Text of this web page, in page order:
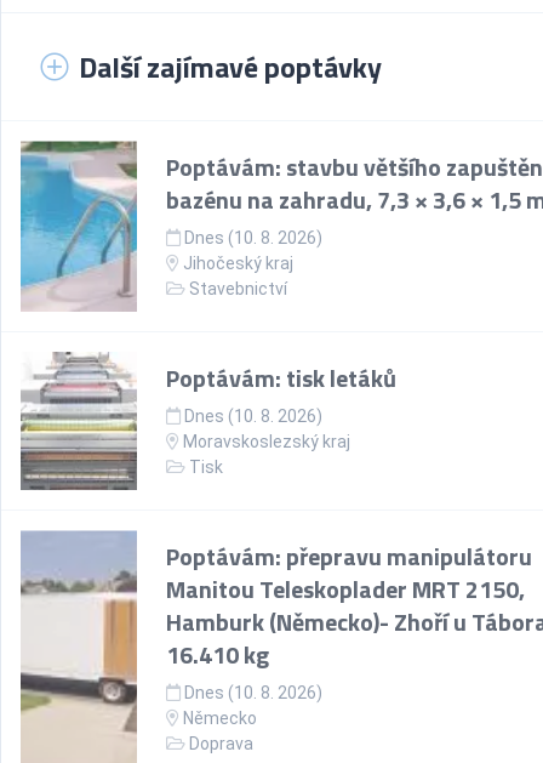
Další zajímavé poptávky
Poptávám: stavbu většího
bazénu na zahradu, 7,3 × 3,6 × 1,5
Dnes (10. 8. 2026)
Jihočeský kraj
Stavebnictví
Poptávám: tisk letáků
Dnes (10. 8. 2026)
Moravskoslezský kraj
Tisk
Poptávám: přepravu manipulátoru
Manitou Teleskoplader MRT 2150,
Hamburk (Německo)- Zhoří u
16.410 kg
Dnes (10. 8. 2026)
Německo
Doprava